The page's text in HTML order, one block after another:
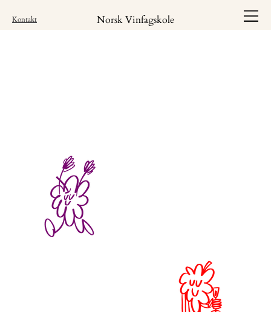
Kontakt Norsk Vinfagskole